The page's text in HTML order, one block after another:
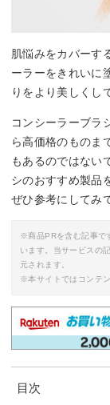
肌悩みをカバーす
ーラーをきれいに
りをより美しくし
コンシーラーブラ
ら高価格のものま
もあるのではない
シのおすすめ製品
ぜひ参考にしてみ
※商品PRを含む記事で
います。当サービスの
元されます。
※本サイトではコンテ
目次